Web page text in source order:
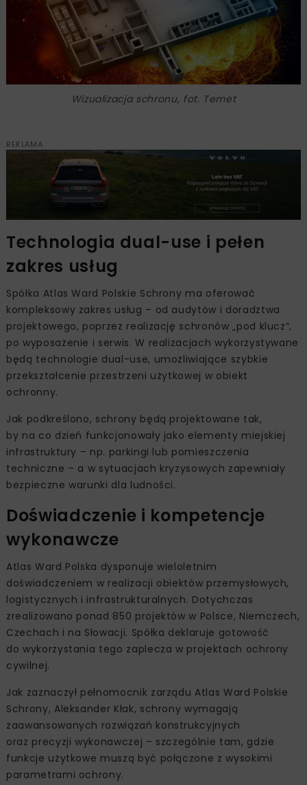
Wizualizacja schronu, fot. Temet
REKLAMA
Technologia dual-use i pełen
zakres usług
Spółka Atlas Ward Polskie Schrony ma oferować
kompleksowy zakres usług – od audytów i doradztwa
projektowego, poprzez realizację schronów „pod klucz”,
po wyposażenie i serwis. W realizacjach wykorzystywane
będą technologie dual-use, umożliwiające szybkie
przekształcenie przestrzeni użytkowej w obiekt
ochronny.
Jak podkreślono, schrony będą projektowane tak,
by na co dzień funkcjonowały jako elementy miejskiej
infrastruktury – np. parkingi lub pomieszczenia
techniczne – a w sytuacjach kryzysowych zapewniały
bezpieczne warunki dla ludności.
Doświadczenie i kompetencje
wykonawcze
Atlas Ward Polska dysponuje wieloletnim
doświadczeniem w realizacji obiektów przemysłowych,
logistycznych i infrastrukturalnych. Dotychczas
zrealizowano ponad 850 projektów w Polsce, Niemczech,
Czechach i na Słowacji. Spółka deklaruje gotowość
do wykorzystania tego zaplecza w projektach ochrony
cywilnej.
Jak zaznaczył pełnomocnik zarządu Atlas Ward Polskie
Schrony, Aleksander Kłak, schrony wymagają
zaawansowanych rozwiązań konstrukcyjnych
oraz precyzji wykonawczej – szczególnie tam, gdzie
funkcje użytkowe muszą być połączone z wysokimi
parametrami ochrony.